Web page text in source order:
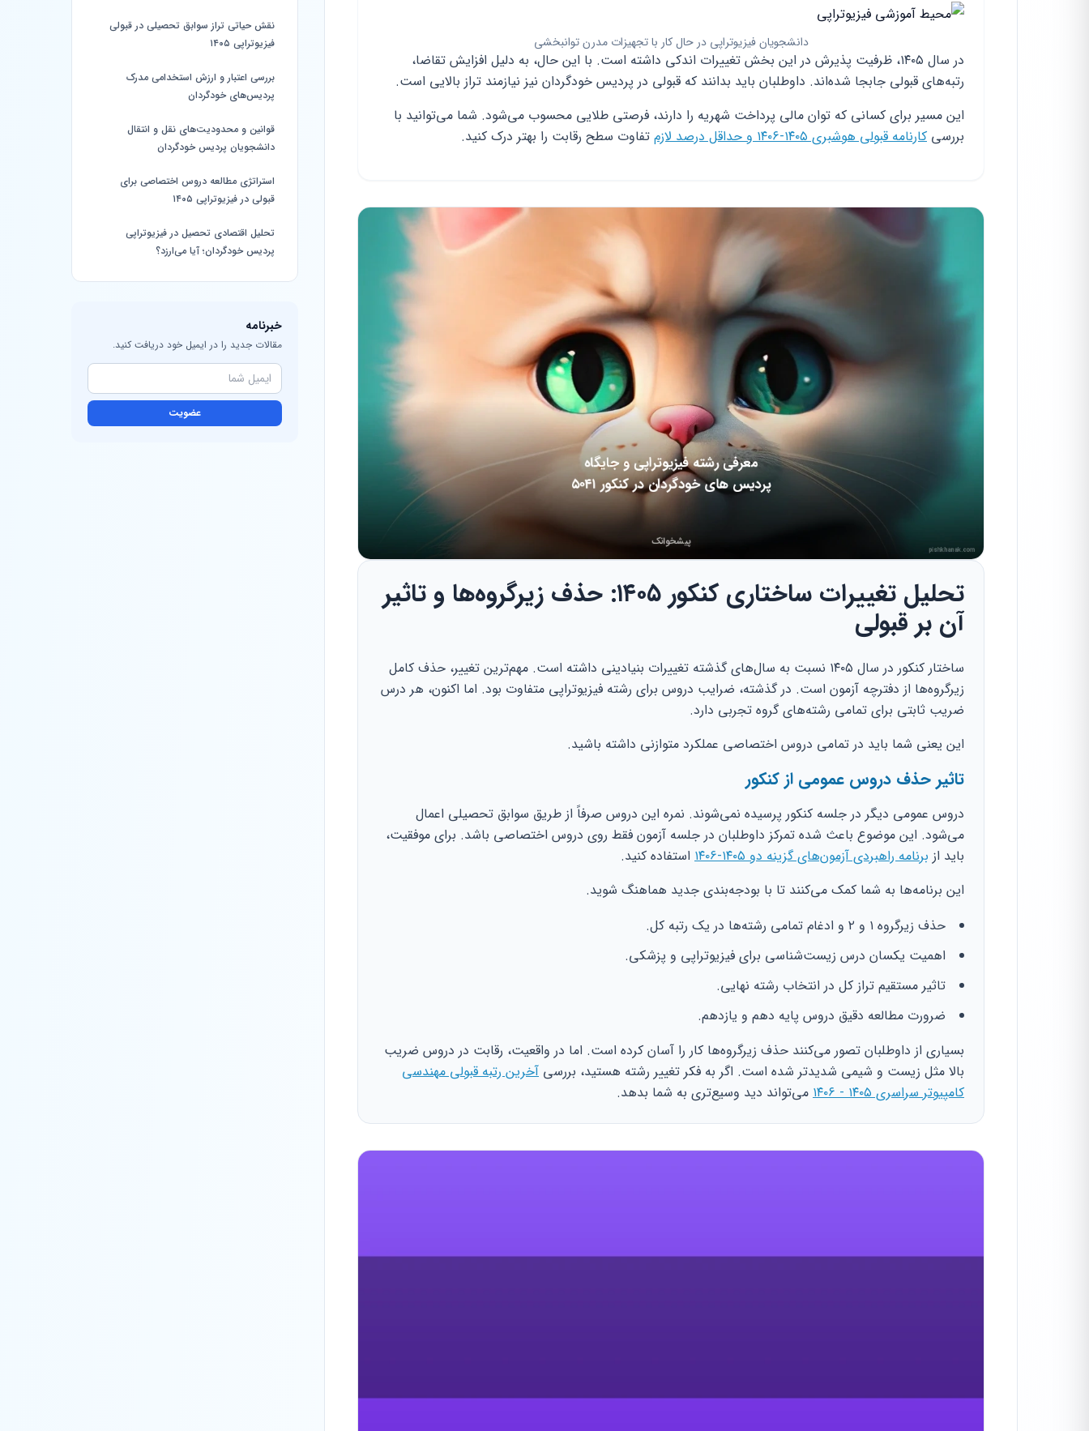
نقش حیاتی تراز سوابق تحصیلی در قبولی
فیزیوتراپی ۱۴۰۵
بررسی اعتبار و ارزش استخدامی مدرک
پردیس‌های خودگردان
قوانین و محدودیت‌های نقل و انتقال
دانشجویان پردیس خودگردان
استراتژی مطالعه دروس اختصاصی برای
قبولی در فیزیوتراپی ۱۴۰۵
تحلیل اقتصادی تحصیل در فیزیوتراپی
پردیس خودگردان؛ آیا می‌ارزد؟
خبرنامه
مقالات جدید را در ایمیل خود دریافت کنید.
عضویت
دانشجویان فیزیوتراپی در حال کار با تجهیزات مدرن توانبخشی
در سال ۱۴۰۵، ظرفیت پذیرش در این بخش تغییرات اندکی داشته است. با این حال، به دلیل افزایش تقاضا،
رتبه‌های قبولی جابجا شده‌اند. داوطلبان باید بدانند که قبولی در پردیس خودگردان نیز نیازمند تراز بالایی است.
این مسیر برای کسانی که توان مالی پرداخت شهریه را دارند، فرصتی طلایی محسوب می‌شود. شما می‌توانید با
بررسی کارنامه قبولی هوشبری ۱۴۰۵-۱۴۰۶ و حداقل درصد لازم تفاوت سطح رقابت را بهتر درک کنید.
تحلیل تغییرات ساختاری کنکور ۱۴۰۵: حذف زیرگروه‌ها و تاثیر
آن بر قبولی
ساختار کنکور در سال ۱۴۰۵ نسبت به سال‌های گذشته تغییرات بنیادینی داشته است. مهم‌ترین تغییر، حذف کامل
زیرگروه‌ها از دفترچه آزمون است. در گذشته، ضرایب دروس برای رشته فیزیوتراپی متفاوت بود. اما اکنون، هر درس
ضریب ثابتی برای تمامی رشته‌های گروه تجربی دارد.
این یعنی شما باید در تمامی دروس اختصاصی عملکرد متوازنی داشته باشید.
تاثیر حذف دروس عمومی از کنکور
دروس عمومی دیگر در جلسه کنکور پرسیده نمی‌شوند. نمره این دروس صرفاً از طریق سوابق تحصیلی اعمال
می‌شود. این موضوع باعث شده تمرکز داوطلبان در جلسه آزمون فقط روی دروس اختصاصی باشد. برای موفقیت،
باید از برنامه راهبردی آزمون‌های گزینه دو ۱۴۰۵-۱۴۰۶
استفاده کنید.
این برنامه‌ها به شما کمک می‌کنند تا با بودجه‌بندی جدید هماهنگ شوید.
حذف زیرگروه ۱ و ۲ و ادغام تمامی رشته‌ها در یک رتبه کل.
اهمیت یکسان درس زیست‌شناسی برای فیزیوتراپی و پزشکی.
تاثیر مستقیم تراز کل در انتخاب رشته نهایی.
ضرورت مطالعه دقیق دروس پایه دهم و یازدهم.
بسیاری از داوطلبان تصور می‌کنند حذف زیرگروه‌ها کار را آسان کرده است. اما در واقعیت، رقابت در دروس ضریب
بالا مثل زیست و شیمی شدیدتر شده است. اگر به فکر تغییر رشته هستید، بررسی آخرین رتبه قبولی مهندسی
کامپیوتر سراسری ۱۴۰۵ - ۱۴۰۶
می‌تواند دید وسیع‌تری به شما بدهد.